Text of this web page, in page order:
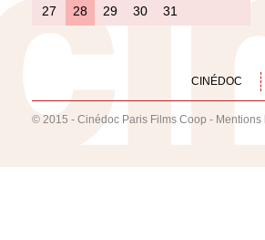
27
28 29 30 31
CINÉDOC
© 2015 - Cinédoc Paris Films Coop -